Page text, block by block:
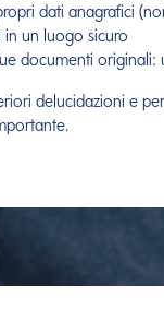
dati anagrafici
un luogo sicuro
documenti
delucidazioni e